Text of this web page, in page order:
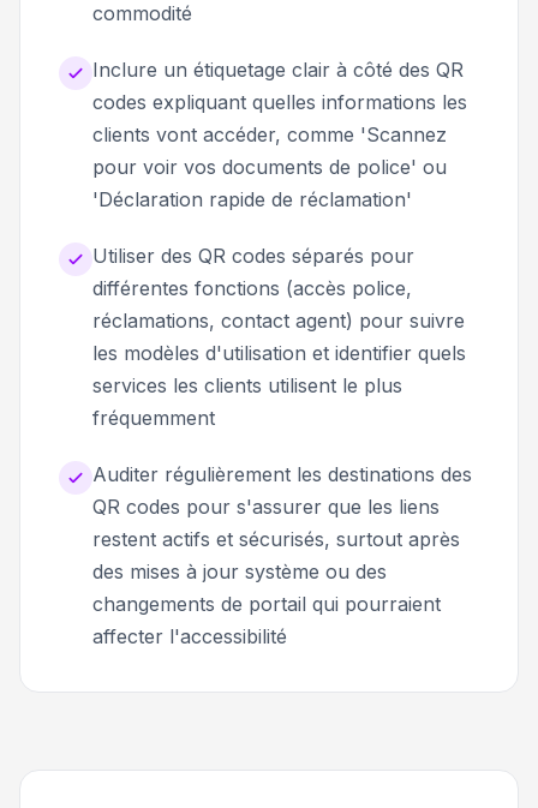
commodité
Inclure un étiquetage clair à côté des QR
codes expliquant quelles informations les
clients vont accéder, comme 'Scannez
pour voir vos documents de police' ou
'Déclaration rapide de réclamation'
Utiliser des QR codes séparés pour
différentes fonctions (accès police,
réclamations, contact agent) pour suivre
les modèles d'utilisation et identifier quels
services les clients utilisent le plus
fréquemment
Auditer régulièrement les destinations des
QR codes pour s'assurer que les liens
restent actifs et sécurisés, surtout après
des mises à jour système ou des
changements de portail qui pourraient
affecter l'accessibilité